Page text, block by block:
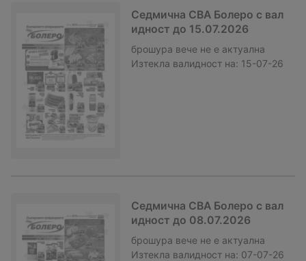
Седмична CBA Болеро с вал
идност до 15.07.2026
брошура вече не е актуална
Изтекла валидност на: 15-07-26
Седмична CBA Болеро с вал
идност до 08.07.2026
брошура вече не е актуална
Изтекла валидност на: 07-07-26